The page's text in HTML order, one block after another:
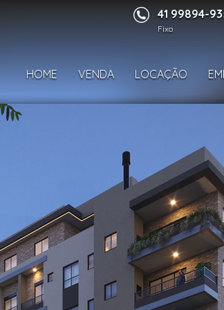
41 99894-
Fixo
HOME VENDA LOCAÇÃO